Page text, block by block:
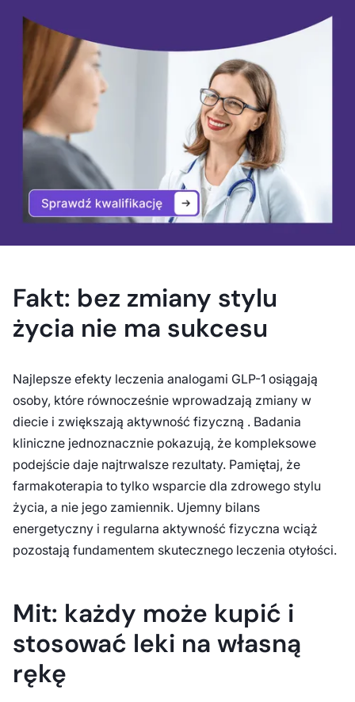
Fakt: bez zmiany stylu
życia nie ma sukcesu
Najlepsze efekty leczenia analogami GLP-1 osiągają
osoby, które równocześnie wprowadzają zmiany w
diecie i zwiększają aktywność fizyczną . Badania
kliniczne jednoznacznie pokazują, że kompleksowe
podejście daje najtrwalsze rezultaty. Pamiętaj, że
farmakoterapia to tylko wsparcie dla zdrowego stylu
życia, a nie jego zamiennik. Ujemny bilans
energetyczny i regularna aktywność fizyczna wciąż
pozostają fundamentem skutecznego leczenia otyłości.
Mit: każdy może kupić i
stosować leki na własną
rękę